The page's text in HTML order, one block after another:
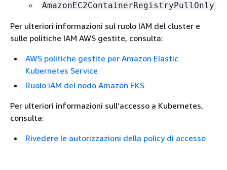
AmazonEC2ContainerRegistryPullOnly
Per ulteriori informazioni sul ruolo IAM del cluster e
sulle politiche IAM AWS gestite, consulta:
AWS politiche gestite per Amazon Elastic
Kubernetes Service
Ruolo IAM del nodo Amazon EKS
Per ulteriori informazioni sull’accesso a Kubernetes,
consulta:
Rivedere le autorizzazioni della policy di accesso